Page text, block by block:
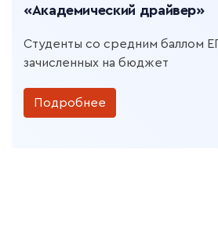
«Академический драйвер»
Студенты со средним баллом
зачисленных на бюджет
Подробнее